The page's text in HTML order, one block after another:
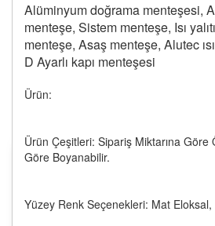
Alüminyum doğrama menteşesi,
menteşe, Sistem menteşe, Isı
menteşe, Asaş menteşe, Alutec
D Ayarlı kapı menteşesi
Ürün:
Ürün Çeşitleri: Sipariş Miktarına Göre
Göre Boyanabilir.
Yüzey Renk Seçenekleri: Mat